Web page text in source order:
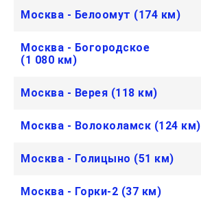
Москва - Белоомут (174 км)
Москва - Богородское
(1 080 км)
Москва - Верея (118 км)
Москва - Волоколамск (124 км)
Москва - Голицыно (51 км)
Москва - Горки-2 (37 км)